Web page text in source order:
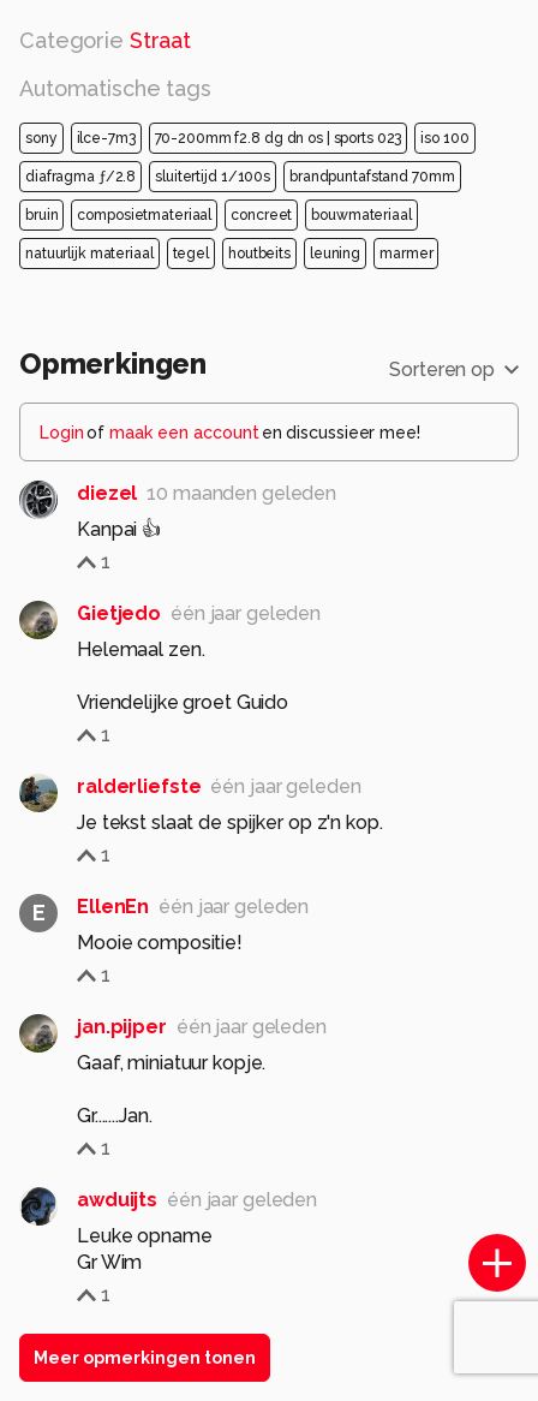
Categorie Straat
Automatische tags
sony ilce-7m3 70-200mm f2.8 dg dn os | sports 023 iso 100
diafragma ƒ/2.8 sluitertijd 1/100s brandpuntafstand 70mm
bruin composietmateriaal concreet bouwmateriaal
natuurlijk materiaal tegel houtbeits leuning marmer
Opmerkingen Sorteren op
Loginof maak een account en discussieer mee!
diezel 10 maanden geleden
Kanpai 👍
1
Gietjedo één jaar geleden
Helemaal zen.
Vriendelijke groet Guido
1
ralderliefste één jaar geleden
Je tekst slaat de spijker op z'n kop.
1
E EllenEn één jaar geleden
Mooie compositie!
1
jan.pijper één jaar geleden
Gaaf, miniatuur kopje.
Gr.......Jan.
1
awduijts één jaar geleden
Leuke opname
Gr Wim
1
Meer opmerkingen tonen